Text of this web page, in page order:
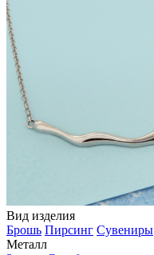
Вид изделия
Брошь Пирсинг Сувениры
Металл